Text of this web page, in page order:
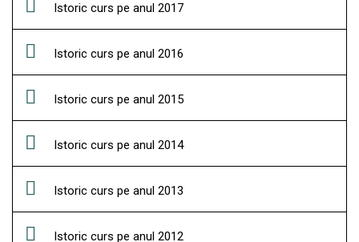
Istoric curs pe anul 2017
Istoric curs pe anul 2016
Istoric curs pe anul 2015
Istoric curs pe anul 2014
Istoric curs pe anul 2013
Istoric curs pe anul 2012